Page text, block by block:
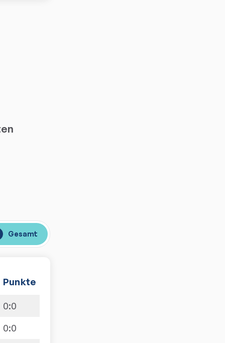
Gesamt
Punkte
0:0
0:0